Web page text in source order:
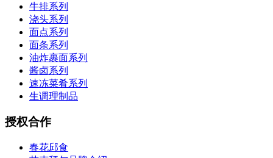
牛排系列
浇头系列
面点系列
面条系列
油炸裹面系列
酱卤系列
速冻菜肴系列
生调理制品
授权合作
春花邱食